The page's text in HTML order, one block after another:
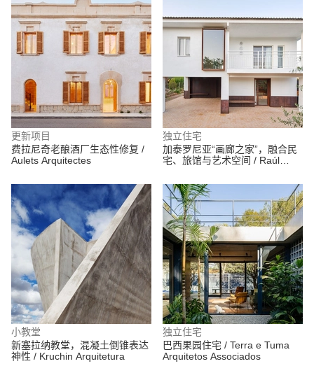
更新项目
费拉尼奇老酿酒厂生态性修复 /
Aulets Arquitectes
独立住宅
加泰罗尼亚“画廊之家”，融合民
宅、旅馆与艺术空间 / Raúl
小教堂
新塞拉纳教堂，混凝土倒锥表达
神性 / Kruchin Arquitetura
独立住宅
巴西果园住宅 / Terra e Tuma
Arquitetos Associados